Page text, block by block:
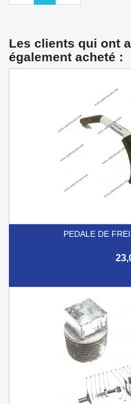
Les clients qui ont
également acheté :
PEDALE DE